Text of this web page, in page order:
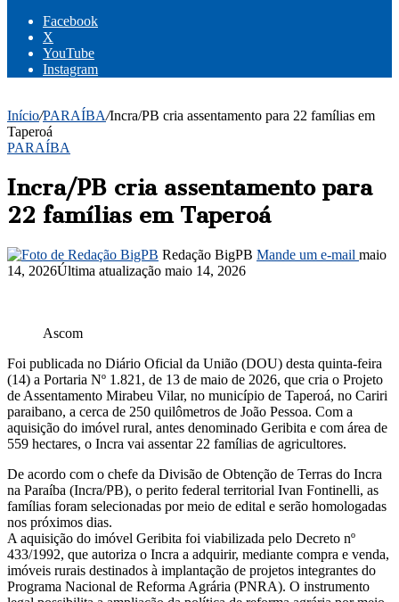
Facebook
X
YouTube
Instagram
Início/PARAÍBA/Incra/PB cria assentamento para 22 famílias em
Taperoá
PARAÍBA
Incra/PB cria assentamento para
22 famílias em Taperoá
Redação BigPB Mande um e-mail maio
14, 2026Última atualização maio 14, 2026
Ascom
Foi publicada no Diário Oficial da União (DOU) desta quinta-feira
(14) a Portaria Nº 1.821, de 13 de maio de 2026, que cria o Projeto
de Assentamento Mirabeu Vilar, no município de Taperoá, no Cariri
paraibano, a cerca de 250 quilômetros de João Pessoa. Com a
aquisição do imóvel rural, antes denominado Geribita e com área de
559 hectares, o Incra vai assentar 22 famílias de agricultores.
De acordo com o chefe da Divisão de Obtenção de Terras do Incra
na Paraíba (Incra/PB), o perito federal territorial Ivan Fontinelli, as
famílias foram selecionadas por meio de edital e serão homologadas
nos próximos dias.
A aquisição do imóvel Geribita foi viabilizada pelo Decreto nº
433/1992, que autoriza o Incra a adquirir, mediante compra e venda,
imóveis rurais destinados à implantação de projetos integrantes do
Programa Nacional de Reforma Agrária (PNRA). O instrumento